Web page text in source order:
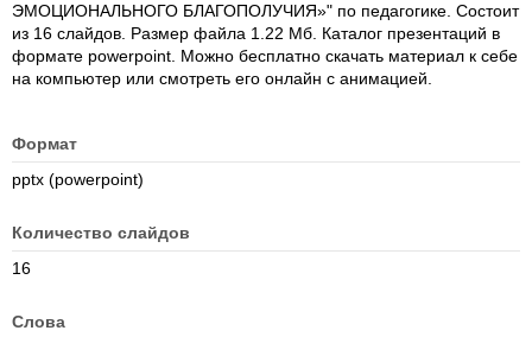
ЭМОЦИОНАЛЬНОГО БЛАГОПОЛУЧИЯ»" по педагогике. Состоит
из 16 слайдов. Размер файла 1.22 Мб. Каталог презентаций в
формате powerpoint. Можно бесплатно скачать материал к себе
на компьютер или смотреть его онлайн с анимацией.
Формат
pptx (powerpoint)
Количество слайдов
16
Слова